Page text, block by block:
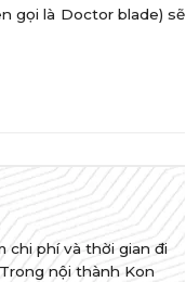
gọi là Doctor blade) sẽ
chi phí và thời gian đi
nội thành Kon